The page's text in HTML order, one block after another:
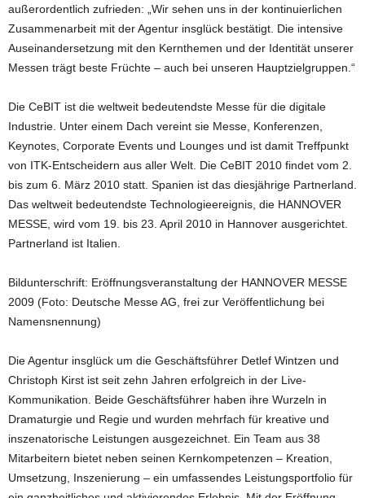
außerordentlich zufrieden: „Wir sehen uns in der kontinuierlichen
Zusammenarbeit mit der Agentur insglück bestätigt. Die intensive
Auseinandersetzung mit den Kernthemen und der Identität unserer
Messen trägt beste Früchte – auch bei unseren Hauptzielgruppen.“
Die CeBIT ist die weltweit bedeutendste Messe für die digitale
Industrie. Unter einem Dach vereint sie Messe, Konferenzen,
Keynotes, Corporate Events und Lounges und ist damit Treffpunkt
von ITK-Entscheidern aus aller Welt. Die CeBIT 2010 findet vom 2.
bis zum 6. März 2010 statt. Spanien ist das diesjährige Partnerland.
Das weltweit bedeutendste Technologieereignis, die HANNOVER
MESSE, wird vom 19. bis 23. April 2010 in Hannover ausgerichtet.
Partnerland ist Italien.
Bildunterschrift: Eröffnungsveranstaltung der HANNOVER MESSE
2009 (Foto: Deutsche Messe AG, frei zur Veröffentlichung bei
Namensnennung)
Die Agentur insglück um die Geschäftsführer Detlef Wintzen und
Christoph Kirst ist seit zehn Jahren erfolgreich in der Live-
Kommunikation. Beide Geschäftsführer haben ihre Wurzeln in
Dramaturgie und Regie und wurden mehrfach für kreative und
inszenatorische Leistungen ausgezeichnet. Ein Team aus 38
Mitarbeitern bietet neben seinen Kernkompetenzen – Kreation,
Umsetzung, Inszenierung – ein umfassendes Leistungsportfolio für